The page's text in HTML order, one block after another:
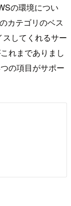
の環境につい
カテゴリのベス
スしてくれるサー
れまでありまし
の項目がサポー